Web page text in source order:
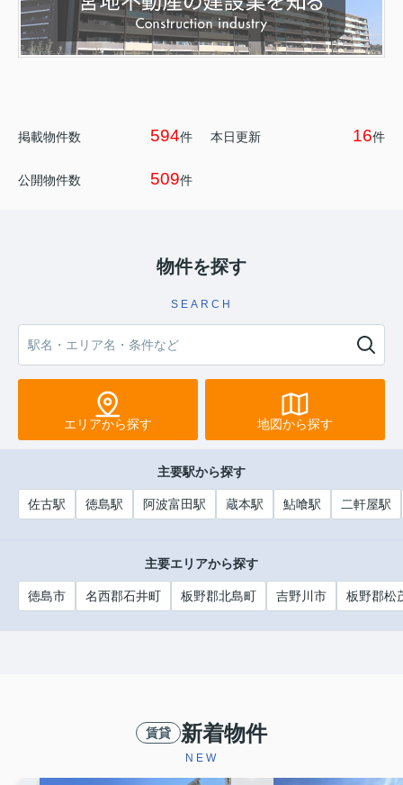
掲載物件数 594件 本日更新 16件
公開物件数 509件
物件を探す
SEARCH
エリアから探す 地図から探す
主要駅から探す
佐古駅 徳島駅 阿波富田駅 蔵本駅 鮎喰駅 二軒屋駅
主要エリアから探す
徳島市 名西郡石井町 板野郡北島町 吉野川市 板野郡松
賃貸 新着物件
NEW